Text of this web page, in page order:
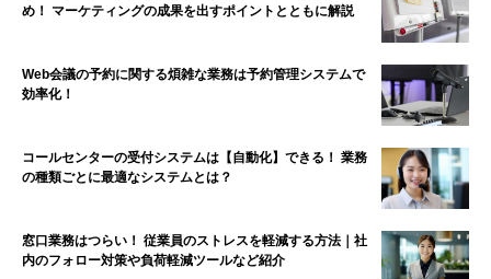
め！ マーケティングの成果を出すポイントとともに解説
Web会議の予約に関する煩雑な業務は予約管理システムで
効率化！
コールセンターの受付システムは【自動化】できる！ 業務
の種類ごとに最適なシステムとは？
窓口業務はつらい！ 従業員のストレスを軽減する方法｜社
内のフォロー対策や負荷軽減ツールなど紹介